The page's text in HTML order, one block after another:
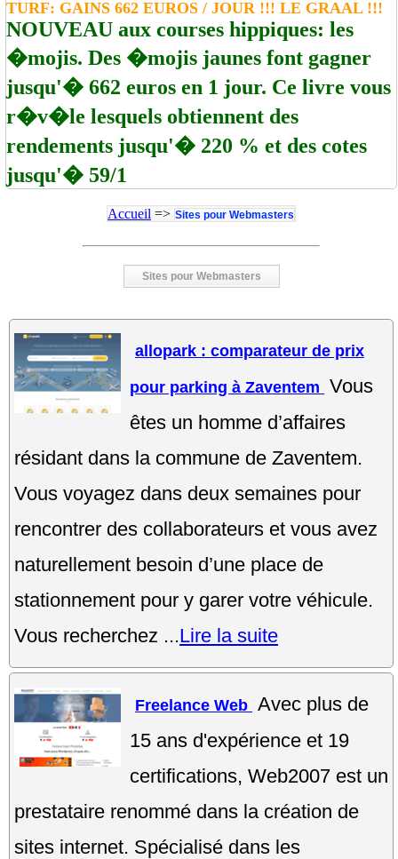
TURF: GAINS 662 EUROS / JOUR !!! LE GRAAL !!!
NOUVEAU aux courses hippiques: les
�mojis. Des �mojis jaunes font gagner
jusqu'� 662 euros en 1 jour. Ce livre vous
r�v�le lesquels obtiennent des
rendements jusqu'� 220 % et des cotes
jusqu'� 59/1
Accueil => Sites pour Webmasters
Sites pour Webmasters
allopark : comparateur de prix
pour parking à Zaventem Vous
êtes un homme d’affaires
résidant dans la commune de Zaventem.
Vous voyagez dans deux semaines pour
rencontrer des collaborateurs et vous avez
naturellement besoin d’une place de
stationnement pour y garer votre véhicule.
Vous recherchez ...Lire la suite
Freelance Web Avec plus de
15 ans d'expérience et 19
certifications, Web2007 est un
prestataire renommé dans la création de
sites internet. Spécialisé dans les